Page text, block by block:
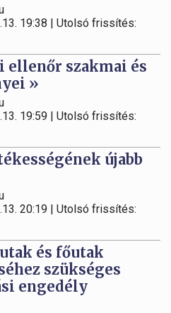
19:38 | Utolsó frissítés:
ellenőr szakmai és
»
19:59 | Utolsó frissítés:
újabb
20:19 | Utolsó frissítés:
és főutak
szükséges
engedély